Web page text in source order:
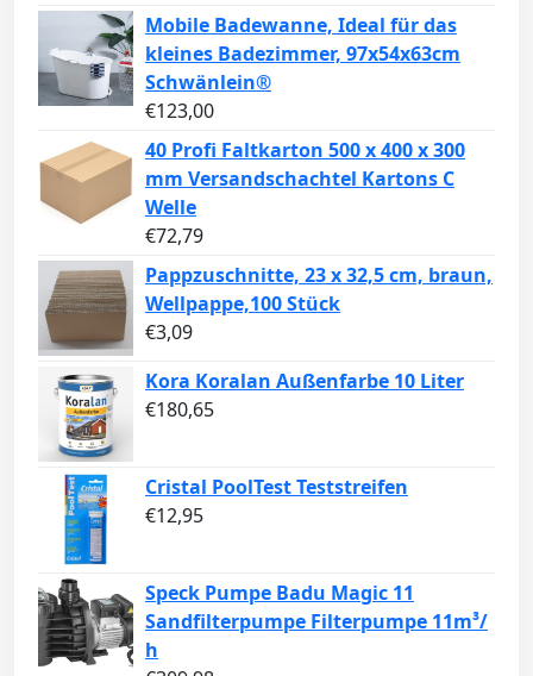
Mobile Badewanne, Ideal für das
kleines Badezimmer, 97x54x63cm
Schwänlein®
€123,00
40 Profi Faltkarton 500 x 400 x 300
mm Versandschachtel Kartons C
Welle
€72,79
Pappzuschnitte, 23 x 32,5 cm, braun,
Wellpappe,100 Stück
€3,09
Kora Koralan Außenfarbe 10 Liter
€180,65
Cristal PoolTest Teststreifen
€12,95
Speck Pumpe Badu Magic 11
Sandfilterpumpe Filterpumpe 11m³/
h